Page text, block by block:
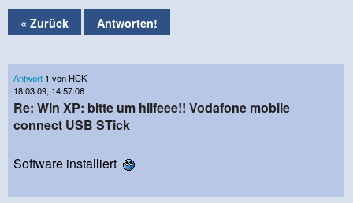
« Zurück Antworten!
Antwort 1 von HCK
18.03.09, 14:57:06
Re: Win XP: bitte um hilfeee!! Vodafone mobile
connect USB STick
Software installiert